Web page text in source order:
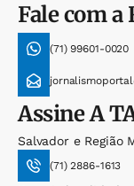
Fale com a
(71) 99601-0020
AssineA
Salvador e Região
(71) 2886-1613